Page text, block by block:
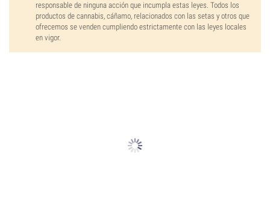
responsable de ninguna acción que incumpla estas leyes. Todos los
productos de cannabis, cáñamo, relacionados con las setas y otros que
ofrecemos se venden cumpliendo estrictamente con las leyes locales
en vigor.